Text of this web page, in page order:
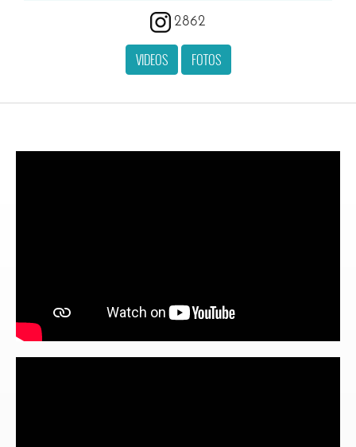
2862
VIDEOS FOTOS